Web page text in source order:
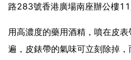
路283號香港廣場南座辦公樓
用高濃度的藥用酒精，噴在皮
遍，皮錶帶的氣味可立刻除掉